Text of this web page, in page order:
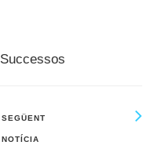
Successos
SEGÜENT
NOTÍCIA